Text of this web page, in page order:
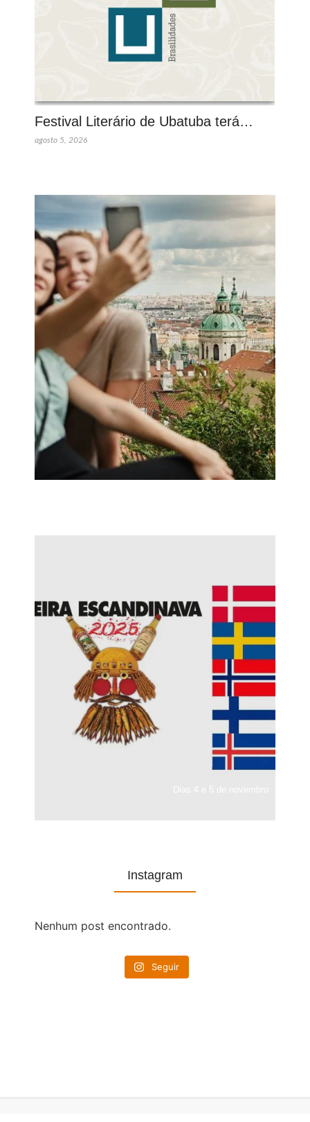
Festival Literário de Ubatuba terá…
agosto 5, 2026
Instagram
Nenhum post encontrado.
Seguir